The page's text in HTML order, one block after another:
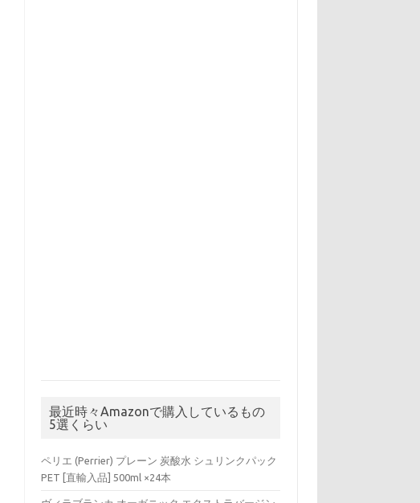
最近時々Amazonで購入しているもの
5選くらい
ペリエ (Perrier) プレーン 炭酸水 シュリンクパック
PET [直輸入品] 500ml ×24本